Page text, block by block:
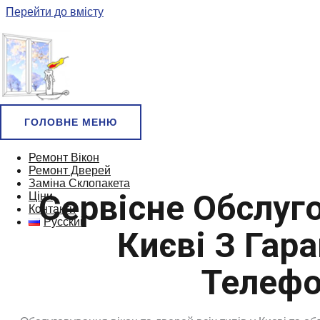
Перейти до вмісту
ГОЛОВНЕ МЕНЮ
Ремонт Вікон
Ремонт Дверей
Заміна Склопакета
Ціни
Контакти
Русский
Сервісне
Києві З